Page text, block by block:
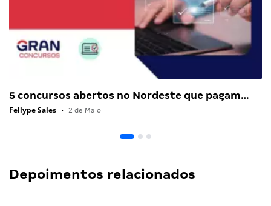
5 concursos abertos no Nordeste que pagam…
Fellype Sales • 2 de Maio
Depoimentos relacionados